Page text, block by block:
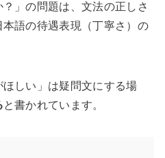
」の問題は、文法の正しさ
語の待遇表現（丁寧さ）の
ほしい」は疑問文にする場
と書かれています。